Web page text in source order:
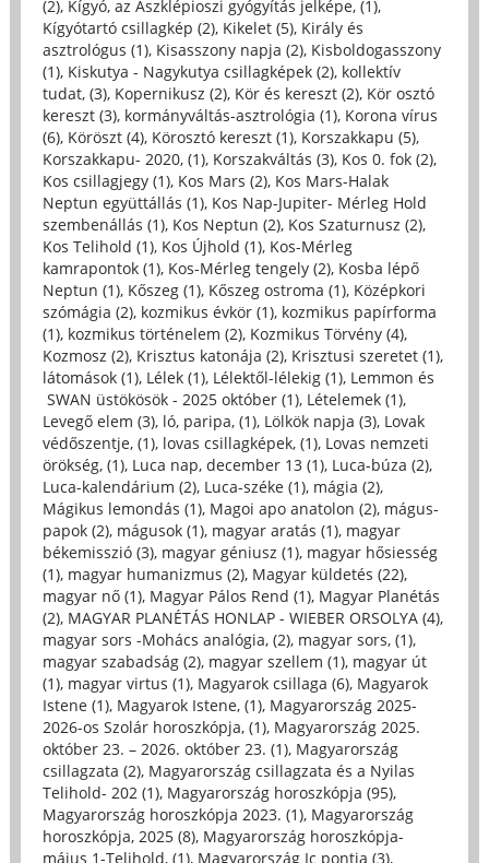
(2), Kígyó, az Aszklépioszi gyógyítás jelképe, (1),
Kígyótartó csillagkép (2), Kikelet (5), Király és
asztrológus (1), Kisasszony napja (2), Kisboldogasszony
(1), Kiskutya - Nagykutya csillagképek (2), kollektív
tudat, (3), Kopernikusz (2), Kör és kereszt (2), Kör osztó
kereszt (3), kormányváltás-asztrológia (1), Korona vírus
(6), Köröszt (4), Körosztó kereszt (1), Korszakkapu (5),
Korszakkapu- 2020, (1), Korszakváltás (3), Kos 0. fok (2),
Kos csillagjegy (1), Kos Mars (2), Kos Mars-Halak
Neptun együttállás (1), Kos Nap-Jupiter- Mérleg Hold
szembenállás (1), Kos Neptun (2), Kos Szaturnusz (2),
Kos Telihold (1), Kos Újhold (1), Kos-Mérleg
kamrapontok (1), Kos-Mérleg tengely (2), Kosba lépő
Neptun (1), Kőszeg (1), Kőszeg ostroma (1), Középkori
szómágia (2), kozmikus évkör (1), kozmikus papírforma
(1), kozmikus történelem (2), Kozmikus Törvény (4),
Kozmosz (2), Krisztus katonája (2), Krisztusi szeretet (1),
látomások (1), Lélek (1), Lélektől-lélekig (1), Lemmon és
SWAN üstökösök - 2025 október (1), Lételemek (1),
Levegő elem (3), ló, paripa, (1), Lölkök napja (3), Lovak
védőszentje, (1), lovas csillagképek, (1), Lovas nemzeti
örökség, (1), Luca nap, december 13 (1), Luca-búza (2),
Luca-kalendárium (2), Luca-széke (1), mágia (2),
Mágikus lemondás (1), Magoi apo anatolon (2), mágus-
papok (2), mágusok (1), magyar aratás (1), magyar
békemisszió (3), magyar géniusz (1), magyar hősiesség
(1), magyar humanizmus (2), Magyar küldetés (22),
magyar nő (1), Magyar Pálos Rend (1), Magyar Planétás
(2), MAGYAR PLANÉTÁS HONLAP - WIEBER ORSOLYA (4),
magyar sors -Mohács analógia, (2), magyar sors, (1),
magyar szabadság (2), magyar szellem (1), magyar út
(1), magyar virtus (1), Magyarok csillaga (6), Magyarok
Istene (1), Magyarok Istene, (1), Magyarország 2025-
2026-os Szolár horoszkópja, (1), Magyarország 2025.
október 23. – 2026. október 23. (1), Magyarország
csillagzata (2), Magyarország csillagzata és a Nyilas
Telihold- 202 (1), Magyarország horoszkópja (95),
Magyarország horoszkópja 2023. (1), Magyarország
horoszkópja, 2025 (8), Magyarország horoszkópja-
május 1-Telihold, (1), Magyarország Ic pontja (3),